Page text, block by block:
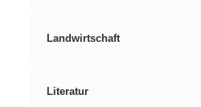
Landwirtschaft
Literatur